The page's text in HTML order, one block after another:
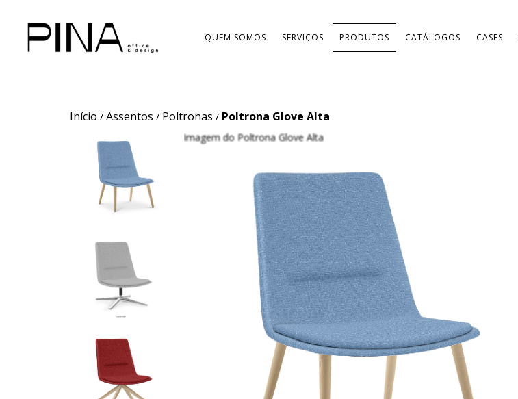
QUEM SOMOS SERVIÇOS PRODUTOS CATÁLOGOS CASES
Início / Assentos / Poltronas / Poltrona Glove Alta